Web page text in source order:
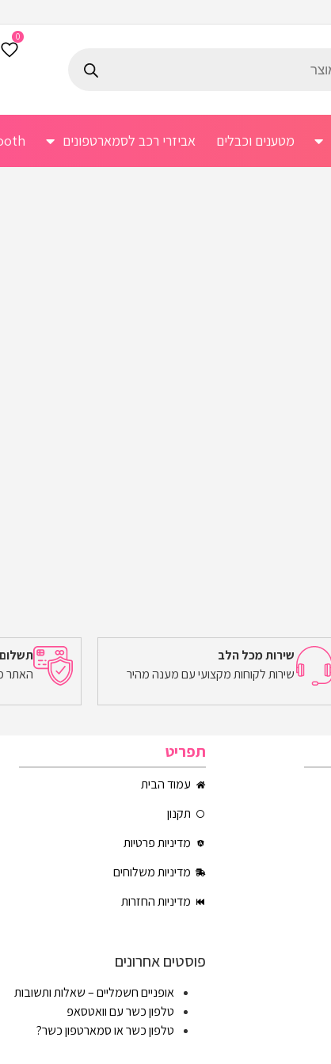
0
מטענים וכבלים אביזרי רכב לסמארטפונים
שירות מכל הלב
שירות לקוחות מקצועי עם מענה מהיר
האתר
תפריט
עמוד הבית
תקנון
מדיניות פרטיות
מדיניות משלוחים
מדיניות החזרות
פוסטים אחרונים
אופניים חשמליים – שאלות ותשובות
טלפון כשר עם וואטסאפ
טלפון כשר או סמארטפון כשר?